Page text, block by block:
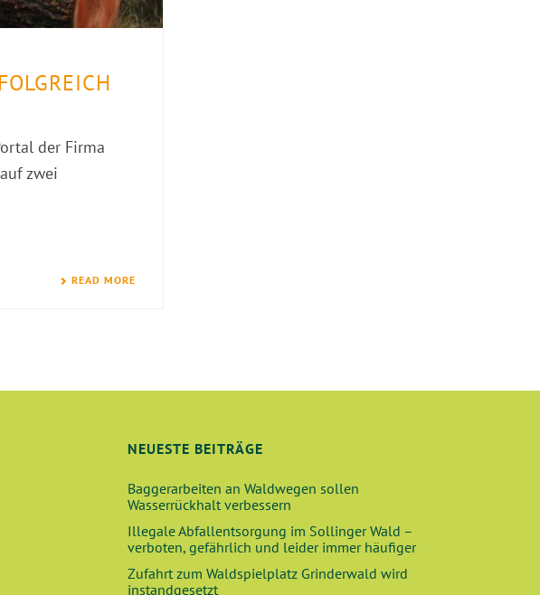
der Firma
zwei
READ MORE
NEUESTE BEITRÄGE
Baggerarbeiten an Waldwegen sollen
Wasserrückhalt verbessern
Illegale Abfallentsorgung im Sollinger Wald –
verboten, gefährlich und leider immer häufiger
Zufahrt zum Waldspielplatz Grinderwald wird
instandgesetzt